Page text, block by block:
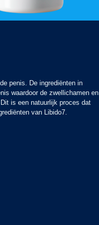
penis. De ingrediënten in
waardoor de zwellichamen en
is een natuurlijk proces dat
van Libido7.